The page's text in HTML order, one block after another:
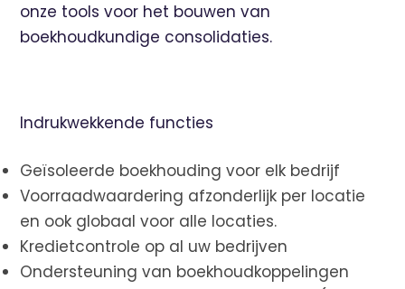
onze tools voor het bouwen van
boekhoudkundige consolidaties.
Indrukwekkende functies
Geïsoleerde boekhouding voor elk bedrijf
Voorraadwaardering afzonderlijk per locatie
en ook globaal voor alle locaties.
Kredietcontrole op al uw bedrijven
Ondersteuning van boekhoudkoppelingen